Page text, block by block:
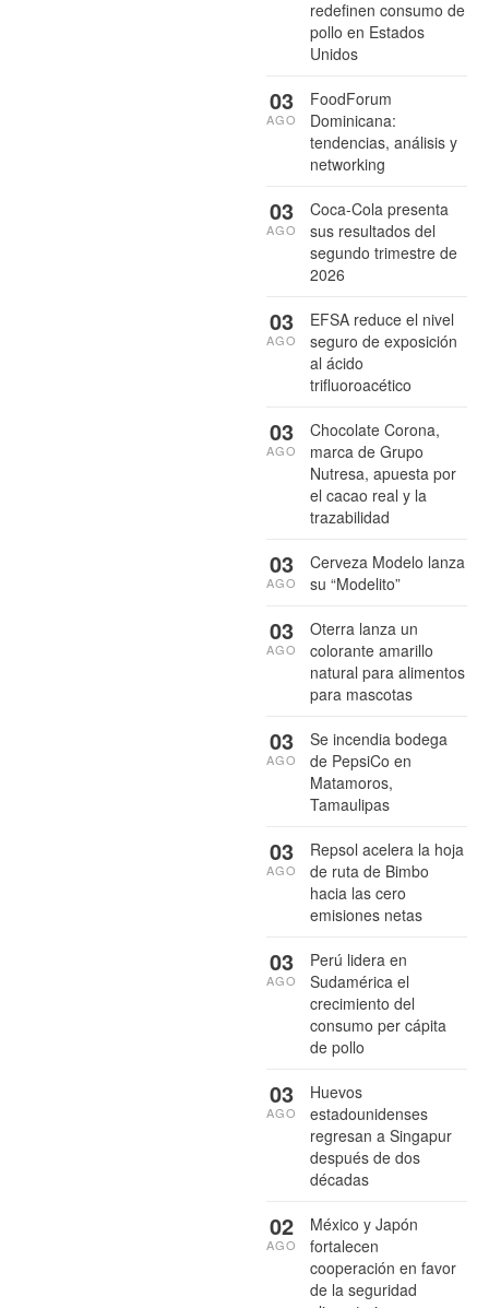
redefinen consumo de
pollo en Estados
Unidos
FoodForum
Dominicana:
tendencias, análisis y
networking
03
AGO
Coca-Cola presenta
sus resultados del
segundo trimestre de
2026
03
AGO
EFSA reduce el nivel
seguro de exposición
al ácido
trifluoroacético
03
AGO
Chocolate Corona,
marca de Grupo
Nutresa, apuesta por
el cacao real y la
trazabilidad
03
AGO
Cerveza Modelo lanza
su “Modelito”
03
AGO
Oterra lanza un
colorante amarillo
natural para alimentos
para mascotas
03
AGO
Se incendia bodega
de PepsiCo en
Matamoros,
Tamaulipas
03
AGO
Repsol acelera la hoja
de ruta de Bimbo
hacia las cero
emisiones netas
03
AGO
Perú lidera en
Sudamérica el
crecimiento del
consumo per cápita
de pollo
03
AGO
Huevos
estadounidenses
regresan a Singapur
después de dos
décadas
03
AGO
México y Japón
fortalecen
cooperación en favor
de la seguridad
02
AGO